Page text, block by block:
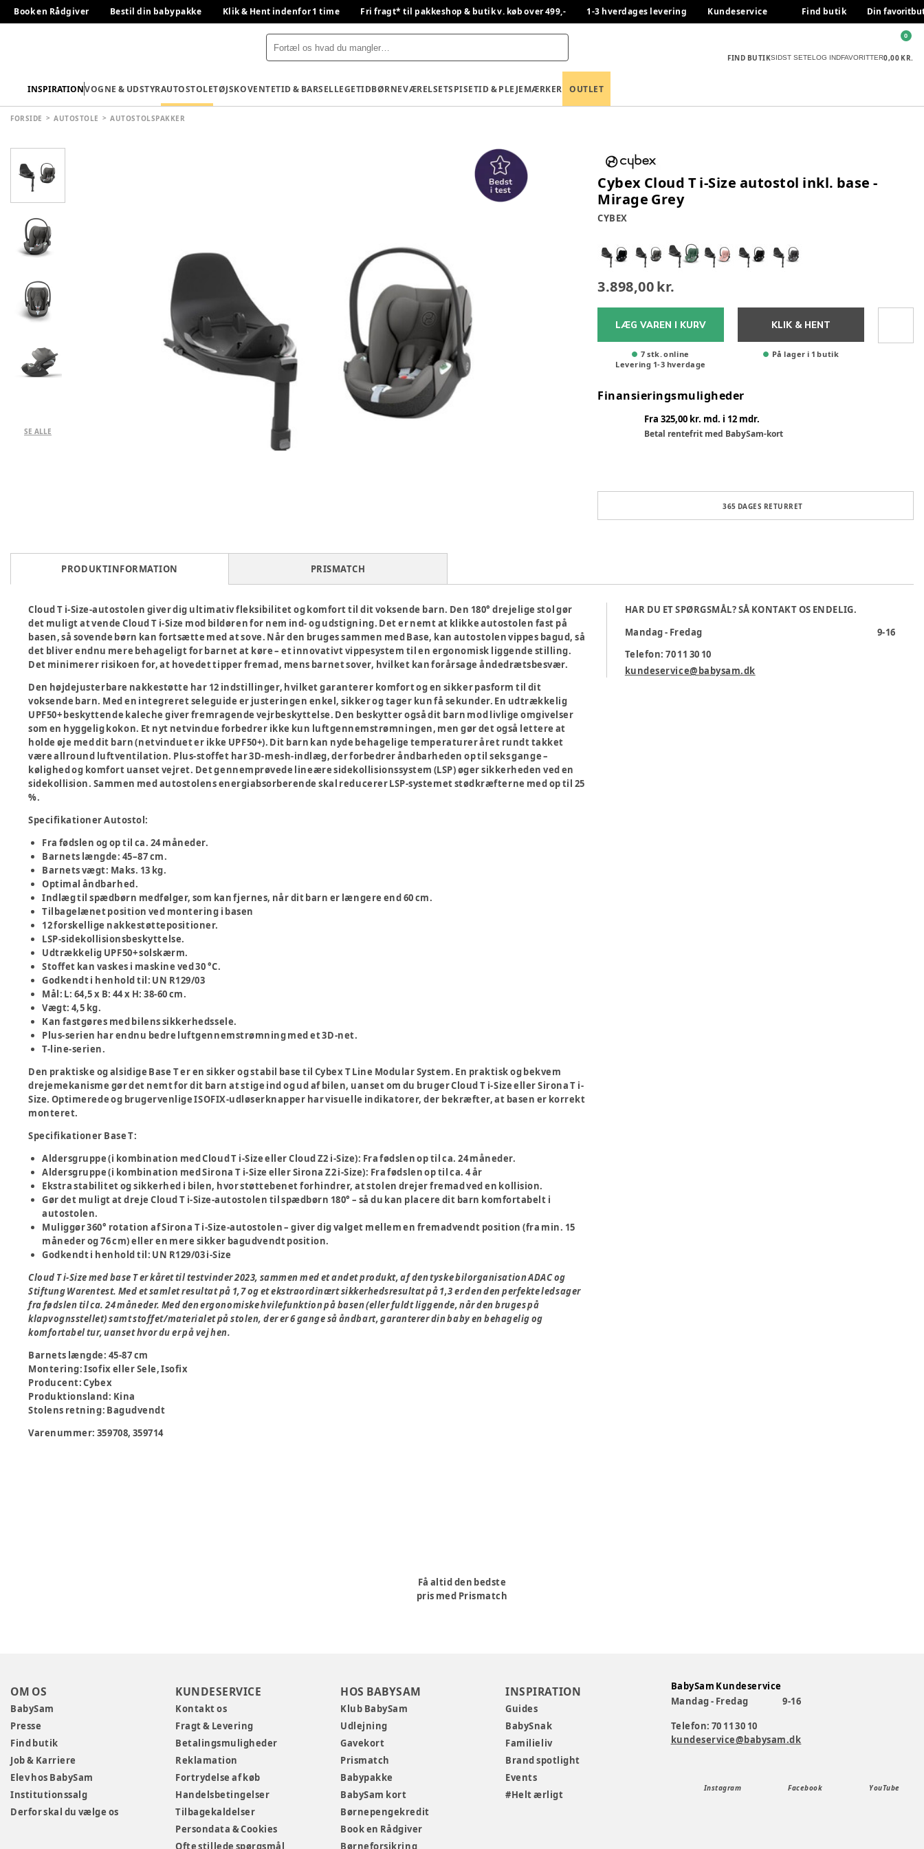
Book en Rådgiver Bestil din babypakke Klik & Hent indenfor 1 time Fri fragt* til pakkeshop & butik v. køb over 499,- 1-3 hverdages levering Kundeservice Find butik Din
FIND BUTIKSIDST SETELOG INDFAVORITTER0,00 KR.
0
INSPIRATIONVOGNE & UDSTYRAUTOSTOLETØJSKOVENTETID & BARSELLEGETIDBØRNEVÆRELSETSPISETID & PLEJEMÆRKER OUTLET
FORSIDE AUTOSTOLE AUTOSTOLSPAKKER
SE ALLE
Cybex Cloud T i-Size autostol inkl. base -
Mirage Grey
CYBEX
3.898,00 kr.
LÆG VAREN I KURV
7 stk. online
Levering 1-3 hverdage
KLIK & HENT
På lager i 1 butik
Finansieringsmuligheder
Fra 325,00 kr. md. i 12 mdr.
Betal rentefrit med BabySam-kort
365 DAGES RETURRET
PRODUKTINFORMATION PRISMATCH
Cloud T i-Size-autostolen giver dig ultimativ fleksibilitet og komfort til dit voksende barn. Den 180° drejelige stol gør
det muligt at vende Cloud T i-Size mod bildøren for nem ind- og udstigning. Det er nemt at klikke autostolen fast på
basen, så sovende børn kan fortsætte med at sove. Når den bruges sammen med Base, kan autostolen vippes bagud, så
det bliver endnu mere behageligt for barnet at køre – et innovativt vippesystem til en ergonomisk liggende stilling.
Det minimerer risikoen for, at hovedet tipper fremad, mens barnet sover, hvilket kan forårsage åndedrætsbesvær.
Den højdejusterbare nakkestøtte har 12 indstillinger, hvilket garanterer komfort og en sikker pasform til dit
voksende barn. Med en integreret seleguide er justeringen enkel, sikker og tager kun få sekunder. En udtrækkelig
UPF50+ beskyttende kaleche giver fremragende vejrbeskyttelse. Den beskytter også dit barn mod livlige omgivelser
som en hyggelig kokon. Et nyt netvindue forbedrer ikke kun luftgennemstrømningen, men gør det også lettere at
holde øje med dit barn (netvinduet er ikke UPF50+). Dit barn kan nyde behagelige temperaturer året rundt takket
være allround luftventilation. Plus-stoffet har 3D-mesh-indlæg, der forbedrer åndbarheden op til seks gange –
kølighed og komfort uanset vejret. Det gennemprøvede lineære sidekollisionssystem (LSP) øger sikkerheden ved en
sidekollision. Sammen med autostolens energiabsorberende skal reducerer LSP-systemet stødkræfterne med op til 25
%.
Specifikationer Autostol:
Fra fødslen og op til ca. 24 måneder.
Barnets længde: 45–87 cm.
Barnets vægt: Maks. 13 kg.
Optimal åndbarhed.
Indlæg til spædbørn medfølger, som kan fjernes, når dit barn er længere end 60 cm.
Tilbagelænet position ved montering i basen
12 forskellige nakkestøttepositioner.
LSP-sidekollisionsbeskyttelse.
Udtrækkelig UPF50+ solskærm.
Stoffet kan vaskes i maskine ved 30 °C.
Godkendt i henhold til: UN R129/03
Mål: L: 64,5 x B: 44 x H: 38-60 cm.
Vægt: 4,5 kg.
Kan fastgøres med bilens sikkerhedssele.
Plus-serien har endnu bedre luftgennemstrømning med et 3D-net.
T-line-serien.
Den praktiske og alsidige Base T er en sikker og stabil base til Cybex T Line Modular System. En praktisk og bekvem
drejemekanisme gør det nemt for dit barn at stige ind og ud af bilen, uanset om du bruger Cloud T i-Size eller Sirona T i-
Size. Optimerede og brugervenlige ISOFIX-udløserknapper har visuelle indikatorer, der bekræfter, at basen er korrekt
monteret.
Specifikationer Base T:
Aldersgruppe (i kombination med Cloud T i-Size eller Cloud Z2 i-Size): Fra fødslen op til ca. 24 måneder.
Aldersgruppe (i kombination med Sirona T i-Size eller Sirona Z2 i-Size): Fra fødslen op til ca. 4 år
Ekstra stabilitet og sikkerhed i bilen, hvor støttebenet forhindrer, at stolen drejer fremad ved en kollision.
Gør det muligt at dreje Cloud T i-Size-autostolen til spædbørn 180° – så du kan placere dit barn komfortabelt i
autostolen.
Muliggør 360° rotation af Sirona T i-Size-autostolen – giver dig valget mellem en fremadvendt position (fra min. 15
måneder og 76 cm) eller en mere sikker bagudvendt position.
Godkendt i henhold til: UN R129/03 i-Size
Cloud T i-Size med base T er kåret til testvinder 2023, sammen med et andet produkt, af den tyske bilorganisation ADAC og
Stiftung Warentest. Med et samlet resultat på 1,7 og et ekstraordinært sikkerhedsresultat på 1,3 er den den perfekte ledsager
fra fødslen til ca. 24 måneder. Med den ergonomiske hvilefunktion på basen (eller fuldt liggende, når den bruges på
klapvognsstellet) samt stoffet/materialet på stolen, der er 6 gange så åndbart, garanterer din baby en behagelig og
komfortabel tur, uanset hvor du er på vej hen.
Barnets længde: 45-87 cm
Montering:Isofix eller Sele, Isofix
Producent:Cybex
Produktionsland: Kina
Stolens retning: Bagudvendt
Varenummer: 359708, 359714
HAR DU ET SPØRGSMÅL? SÅ KONTAKT OS ENDELIG.
Mandag - Fredag
9-16
Telefon: 70 11 30 10
kundeservice@babysam.dk
Få altid den bedste
pris med Prismatch
OM OS
BabySam
Presse
Find butik
Job & Karriere
Elev hos BabySam
Institutionssalg
Derfor skal du vælge os
KUNDESERVICE
Kontakt os
Fragt & Levering
Betalingsmuligheder
Reklamation
Fortrydelse af køb
Handelsbetingelser
Tilbagekaldelser
Persondata & Cookies
Ofte stillede spørgsmål
HOS BABYSAM
Klub BabySam
Udlejning
Gavekort
Prismatch
Babypakke
BabySam kort
Børnepengekredit
Book en Rådgiver
Børneforsikring
INSPIRATION
Guides
BabySnak
Familieliv
Brand spotlight
Events
#Helt ærligt
BabySam Kundeservice
Mandag - Fredag
9-16
Telefon: 70 11 30 10
kundeservice@babysam.dk
Instagram Facebook YouTube